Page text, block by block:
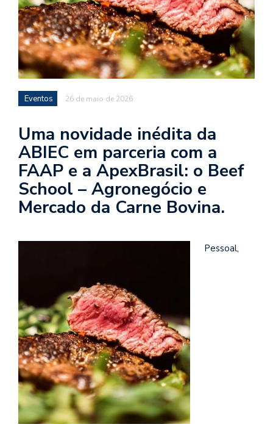
Eventos 26 de maio de 2026
Uma novidade inédita da
ABIEC em parceria com a
FAAP e a ApexBrasil: o Beef
School – Agronegócio e
Mercado da Carne Bovina.
Pessoal,